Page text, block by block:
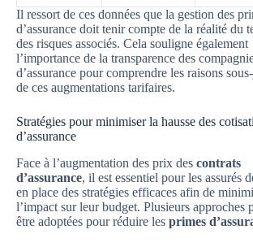
Il ressort de ces données que la gestion des
d’assurance doit tenir compte de la réalité du
des risques associés. Cela souligne également
l’importance de la transparence des
d’assurance pour comprendre les raisons
de ces augmentations tarifaires.
Stratégies pour minimiser la hausse des
d’assurance
Face à l’augmentation des prix des contrats
d’assurance, il est essentiel pour les assurés
en place des stratégies efficaces afin de
l’impact sur leur budget. Plusieurs approches
être adoptées pour réduire les primes